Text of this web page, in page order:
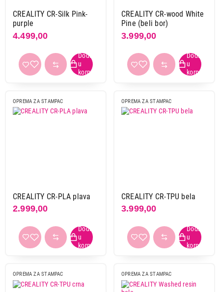
CREALITY CR-Silk Pink-
purple
4.499,00
CREALITY CR-wood White
Pine (beli bor)
3.999,00
OPREMA ZA STAMPAC
CREALITY CR-PLA plava
2.999,00
OPREMA ZA STAMPAC
CREALITY CR-TPU bela
3.999,00
OPREMA ZA STAMPAC OPREMA ZA STAMPAC